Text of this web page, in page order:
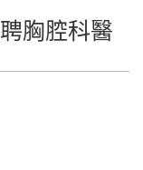
胸腔科醫